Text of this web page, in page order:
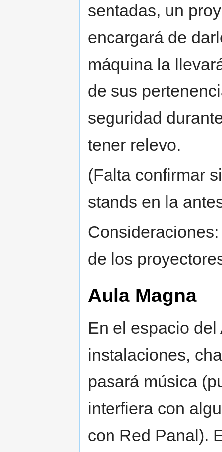
sentadas, un
encargará de
máquina la
de sus
seguridad
tener relevo.
(Falta confirmar
stands en la
de los
Aula Magna
En el espacio
instalaciones,
pasará música
interfiera con
con Red Panal).